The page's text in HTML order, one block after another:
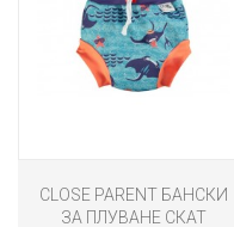
CLOSE PARENT БАНСКИ
ЗА ПЛУВАНЕ СКАТ